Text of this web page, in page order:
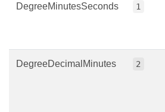
DegreeMinutesSeconds 1
DegreeDecimalMinutes 2